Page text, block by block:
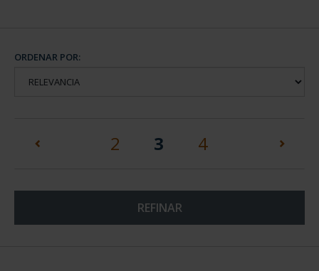
ORDENAR POR:
2 3 (current)
4
REFINAR